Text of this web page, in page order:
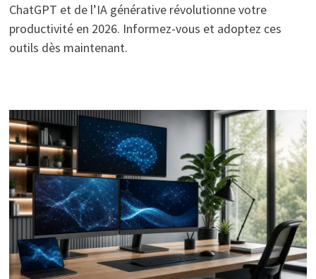
ChatGPT et de l’IA générative révolutionne votre
productivité en 2026. Informez-vous et adoptez ces
outils dès maintenant.